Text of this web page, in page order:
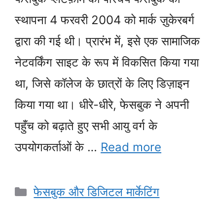
स्थापना 4 फरवरी 2004 को मार्क ज़ुकेरबर्ग
द्वारा की गई थी। प्रारंभ में, इसे एक सामाजिक
नेटवर्किंग साइट के रूप में विकसित किया गया
था, जिसे कॉलेज के छात्रों के लिए डिज़ाइन
किया गया था। धीरे-धीरे, फेसबुक ने अपनी
पहुँच को बढ़ाते हुए सभी आयु वर्ग के
उपयोगकर्ताओं के … Read more
Categories
फेसबुक और डिजिटल मार्केटिंग